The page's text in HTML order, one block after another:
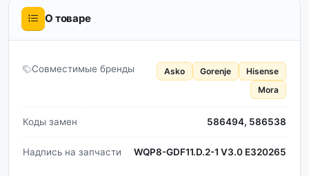
О товаре
Совместимые бренды Asko Gorenje
Hisense
Mora
Коды замен 586494, 586538
Надпись на запчасти WQP8-GDF11.D.2-1 V3.0 E320265